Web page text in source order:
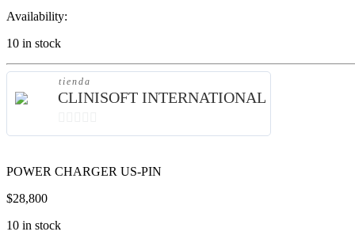
Availability:
10 in stock
tienda
CLINISOFT INTERNATIONAL
0
5
POWER CHARGER US-PIN
$28,800
10 in stock